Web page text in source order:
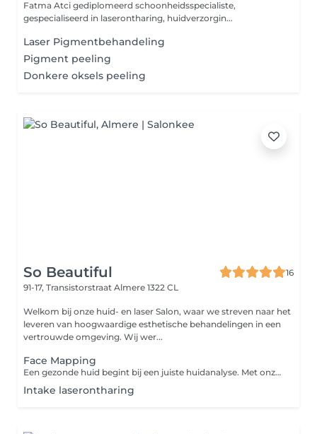
Fatma Atci gediplomeerd schoonheidsspecialiste,
gespecialiseerd in laserontharing, huidverzorgin...
Laser Pigmentbehandeling
Pigment peeling
Donkere oksels peeling
So Beautiful
16
91-17, Transistorstraat Almere 1322 CL
Welkom bij onze huid- en laser Salon, waar we streven naar het
leveren van hoogwaardige esthetische behandelingen in een
vertrouwde omgeving. Wij wer...
Face Mapping
Een gezonde huid begint bij een juiste huidanalyse. Met onze Face Mapping brengen we jouw huidconditie uitgebreid in kaart en kijken we naar de behoeften van iedere zone van het gezicht. Zo ontdekken we samen de oorzaak van huidproblemen zoals onzuiverheden, droogte, gevoeligheid of huidveroudering. Tijdens de Face Mapping analyseren we jouw huid en ontvang je persoonlijk advies over: * jouw huidtype en huidconditie * geschikte producten voor thuisgebruik * behandelingen die passen bij jouw huiddoelen * tips om jouw huid gezond en in balans te houden De behandeling duurt ongeveer 30 minuten en is ideaal als eerste kennismaking of wanneer je niet zeker weet welke gezichtsbehandeling het beste bij jouw huid past. Boek je aansluitend een gezichtsbehandeling? Dan wordt de €15,- volledig verrekend met jouw behandeling. Zo is de Face Mapping eigenlijk gratis.
Intake laserontharing